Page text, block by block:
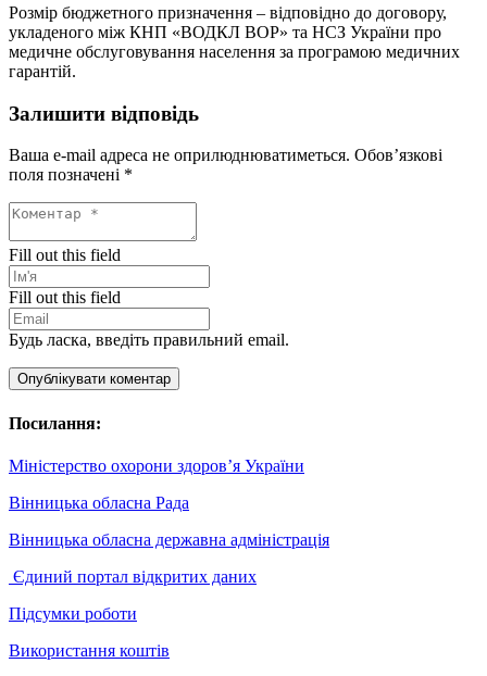
Розмір бюджетного призначення – відповідно до договору,
укладеного між КНП «ВОДКЛ ВОР» та НСЗ України про
медичне обслуговування населення за програмою медичних
гарантій.
Залишити відповідь
Ваша e-mail адреса не оприлюднюватиметься. Обов’язкові
поля позначені *
Fill out this field
Fill out this field
Будь ласка, введіть правильний email.
Опублікувати коментар
Посилання:
Міністерство охорони здоров’я України
Вінницька обласна Рада
Вінницька обласна державна адміністрація
Єдиний портал відкритих даних
Підсумки роботи
Використання коштів